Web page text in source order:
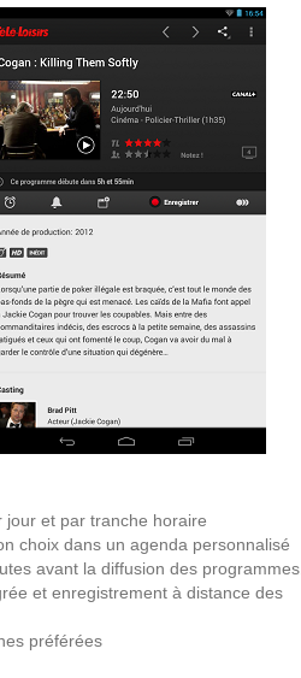
et par tranche horaire
choix dans un agenda personnalisé
avant la diffusion des programmes.
et enregistrement à distance des
préférées